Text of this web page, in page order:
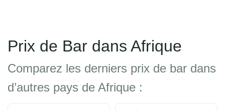
Prix de Bar dans Afrique
Comparez les derniers prix de bar dans
d’autres pays de Afrique :